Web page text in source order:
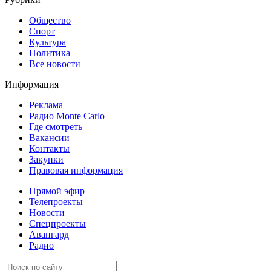
Общество
Спорт
Культура
Политика
Все новости
Информация
Реклама
Радио Monte Carlo
Где смотреть
Вакансии
Контакты
Закупки
Правовая информация
Прямой эфир
Телепроекты
Новости
Спецпроекты
Авангард
Радио